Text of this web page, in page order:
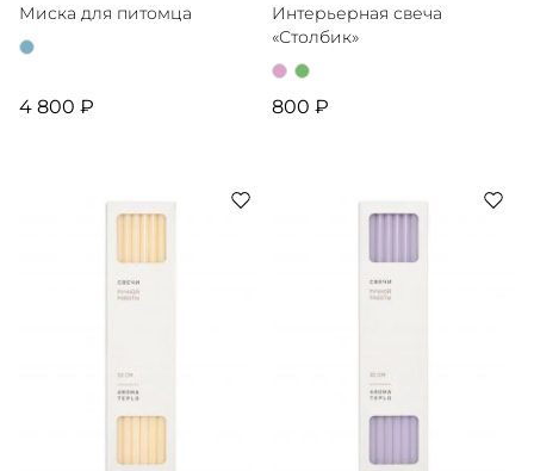
Миска для питомца
4 800 ₽
Интерьерная свеча
«Столбик»
800 ₽